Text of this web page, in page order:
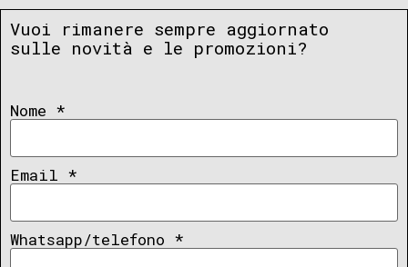
Vuoi rimanere sempre aggiornato
sulle novità e le promozioni?
Nome *
Email *
Whatsapp/telefono *